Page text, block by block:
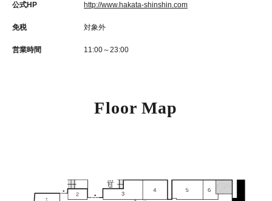
公式HP http://www.hakata-shinshin.com
免税 対象外
営業時間 11:00～23:00
Floor Map